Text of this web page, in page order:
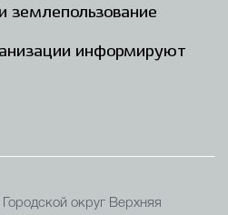
землепользование
информируют
округ Верхняя